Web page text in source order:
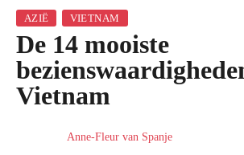
AZIË VIETNAM
De 14 mooiste
Vietnam
Anne-Fleur van Spanje